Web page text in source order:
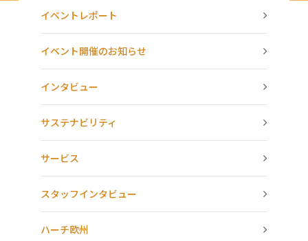
イベントレポート
イベント開催のお知らせ
インタビュー
サステナビリティ
サービス
スタッフインタビュー
ハーチ欧州